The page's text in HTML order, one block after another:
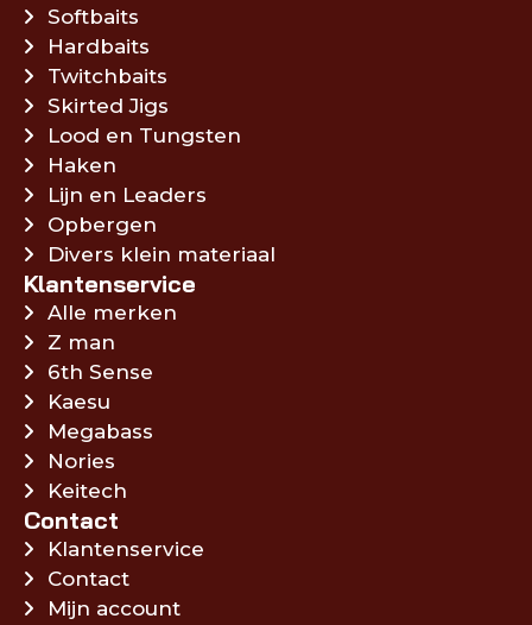
Softbaits
Hardbaits
Twitchbaits
Skirted Jigs
Lood en Tungsten
Haken
Lijn en Leaders
Opbergen
Divers klein materiaal
Klantenservice
Alle merken
Z man
6th Sense
Kaesu
Megabass
Nories
Keitech
Contact
Klantenservice
Contact
Mijn account